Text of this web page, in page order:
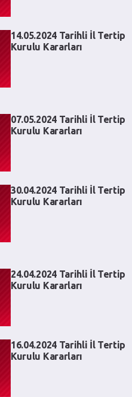
14.05.2024 Tarihli İl Tertip
Kurulu Kararları
07.05.2024 Tarihli İl Tertip
Kurulu Kararları
30.04.2024 Tarihli İl Tertip
Kurulu Kararları
24.04.2024 Tarihli İl Tertip
Kurulu Kararları
16.04.2024 Tarihli İl Tertip
Kurulu Kararları